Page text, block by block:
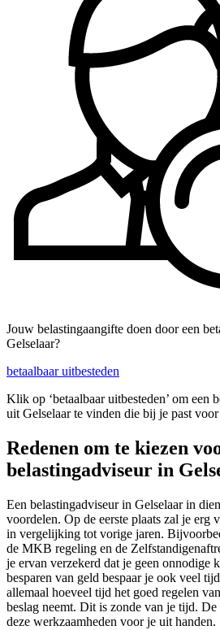
Jouw belastingaangifte doen door een
Gelselaar?
betaalbaar uitbesteden
Klik op ‘betaalbaar uitbesteden’ om een
uit Gelselaar te vinden die bij je past
Redenen om te kiezen
belastingadviseur in
Een belastingadviseur in Gelselaar in
voordelen. Op de eerste plaats zal je erg
in vergelijking tot vorige jaren.
de MKB regeling en de
je ervan verzekerd dat je geen onnodige
besparen van geld bespaar je ook veel
allemaal hoeveel tijd het goed regelen
beslag neemt. Dit is zonde van je tijd. De
deze werkzaamheden voor je uit handen.